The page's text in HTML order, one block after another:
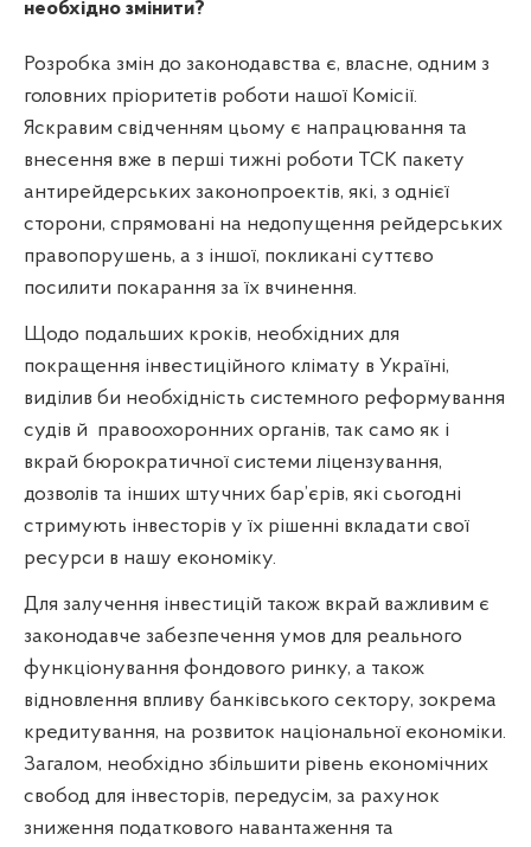
необхідно змінити?
Розробка змін до законодавства є, власне, одним з
головних пріоритетів роботи нашої Комісії.
Яскравим свідченням цьому є напрацювання та
внесення вже в перші тижні роботи ТСК пакету
антирейдерських законопроектів, які, з однієї
сторони, спрямовані на недопущення рейдерських
правопорушень, а з іншої, покликані суттєво
посилити покарання за їх вчинення.
Щодо подальших кроків, необхідних для
покращення інвестиційного клімату в Україні,
виділив би необхідність системного реформування
судів й правоохоронних органів, так само як і
вкрай бюрократичної системи ліцензування,
дозволів та інших штучних бар’єрів, які сьогодні
стримують інвесторів у їх рішенні вкладати свої
ресурси в нашу економіку.
Для залучення інвестицій також вкрай важливим є
законодавче забезпечення умов для реального
функціонування фондового ринку, а також
відновлення впливу банківського сектору, зокрема
кредитування, на розвиток національної економіки.
Загалом, необхідно збільшити рівень економічних
свобод для інвесторів, передусім, за рахунок
зниження податкового навантаження та